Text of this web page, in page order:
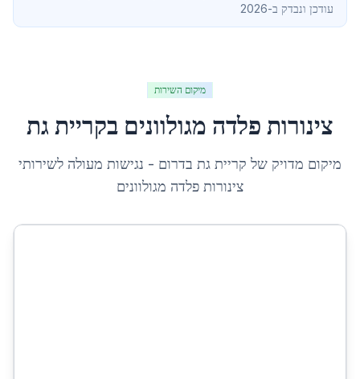
עודכן ונבדק ב-2026
מיקום השירות
צינורות פלדה מגולוונים בקריית גת
מיקום מדויק של קריית גת בדרום - נגישות מעולה לשירותי
צינורות פלדה מגולוונים